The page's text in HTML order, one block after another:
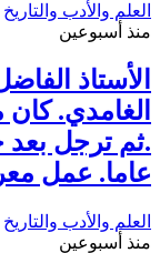
العلم والأدب والتاريخ
منذ أسبوعين
الأستاذ
الغامدي.
عاما. عمل
العلم والأدب والتاريخ
منذ أسبوعين